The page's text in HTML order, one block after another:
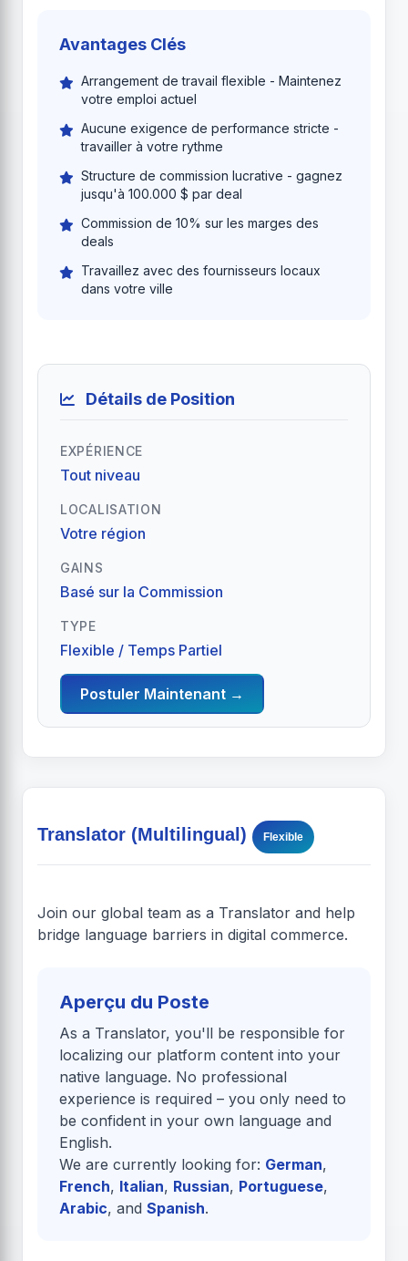
Avantages Clés
Arrangement de travail flexible - Maintenez
votre emploi actuel
Aucune exigence de performance stricte -
travailler à votre rythme
Structure de commission lucrative - gagnez
jusqu'à 100.000 $ par deal
Commission de 10% sur les marges des
deals
Travaillez avec des fournisseurs locaux
dans votre ville
Détails de Position
EXPÉRIENCE
Tout niveau
LOCALISATION
Votre région
GAINS
Basé sur la Commission
TYPE
Flexible / Temps Partiel
Postuler Maintenant →
Translator (Multilingual) Flexible
Join our global team as a Translator and help
bridge language barriers in digital commerce.
Aperçu du Poste
As a Translator, you'll be responsible for
localizing our platform content into your
native language. No professional
experience is required – you only need to
be confident in your own language and
English.
We are currently looking for: German,
French, Italian, Russian, Portuguese,
Arabic, and Spanish.